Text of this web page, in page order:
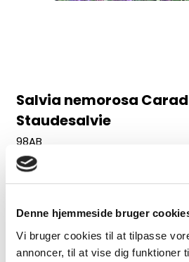
Denne hjemmeside bruger
Vi bruger cookies til at tilpasse
annoncer, til at vise dig funktioner
Salvia nemorosa
Staudesalvie
98AB
Juni-august, 60 cm
30,00 DKK
(inkl. moms)
VIS PRODUKT